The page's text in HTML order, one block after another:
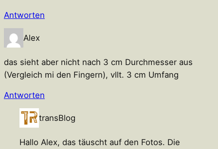
Antworten
Alex
das sieht aber nicht nach 3 cm Durchmesser aus
(Vergleich mi den Fingern), vllt. 3 cm Umfang
Antworten
transBlog
Hallo Alex, das täuscht auf den Fotos. Die